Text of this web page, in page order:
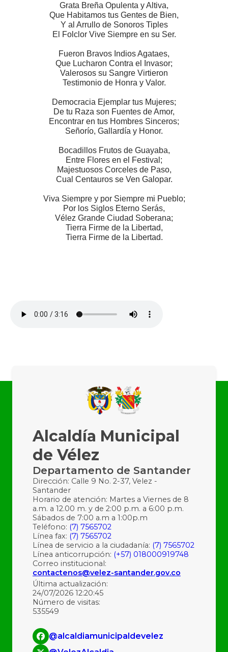
Grata Breña Opulenta y Altiva,
Que Habitamos tus Gentes de Bien,
Y al Arrullo de Sonoros Tiples
El Folclor Vive Siempre en su Ser.
Fueron Bravos Indios Agataes,
Que Lucharon Contra el Invasor;
Valerosos su Sangre Virtieron
Testimonio de Honra y Valor.
Democracia Ejemplar tus Mujeres;
De tu Raza son Fuentes de Amor,
Encontrar en tus Hombres Sinceros;
Señorío, Gallardía y Honor.
Bocadillos Frutos de Guayaba,
Entre Flores en el Festival;
Majestuosos Corceles de Paso,
Cual Centauros se Ven Galopar.
Viva Siempre y por Siempre mi Pueblo;
Por los Siglos Eterno Serás,
Vélez Grande Ciudad Soberana;
Tierra Firme de la Libertad,
Tierra Firme de la Libertad.
Alcaldía Municipal
de Vélez
Departamento de Santander
Dirección: Calle 9 No. 2-37, Velez -
Santander
Horario de atención: Martes a Viernes de 8
a.m. a 12.00 m. y de 2:00 p.m. a 6:00 p.m.
Sábados de 7:00 a.m a 1:00p.m
Teléfono: (7) 7565702
Línea fax: (7) 7565702
Línea de servicio a la ciudadanía: (7) 7565702
Línea anticorrupción: (+57) 018000919748
Correo institucional:
contactenos@velez-santander.gov.co
Última actualización:
24/07/2026 12:20:45
Número de visitas:
535549
@alcaldiamunicipaldevelez